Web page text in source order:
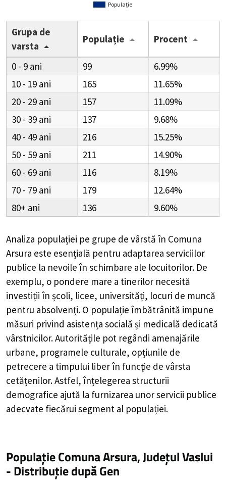
Populație
Grupa de
varsta
Populație Procent
0 - 9 99
6.99%
10 - 19
165
11.65%
20 - 29
157
11.09%
30 - 39
137
9.68%
40 - 49
216
15.25%
50 - 59
211
14.90%
60 - 69
116
8.19%
70 - 79
179
12.64%
80+
136 9.60%
Analiza populației pe grupe de vârstă în Comuna
Arsura este esențială pentru adaptarea serviciilor
publice la nevoile în schimbare ale locuitorilor. De
exemplu, o pondere mare a tinerilor necesită
investiții în școli, licee, universități, locuri de muncă
pentru absolvenți. O populație îmbătrânită impune
măsuri privind asistența socială și medicală dedicată
vârstnicilor. Autoritățile pot regândi amenajările
urbane, programele culturale, opțiunile de
petrecere a timpului liber în funcție de vârsta
cetățenilor. Astfel, înțelegerea structurii
demografice ajută la furnizarea unor servicii publice
adecvate fiecărui segment al populației.
Populație Comuna Arsura, Județul Vaslui
-Distribuțiedupă Gen